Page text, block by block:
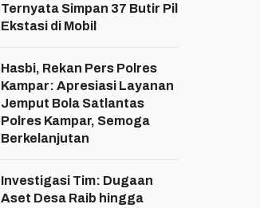
Ternyata Simpan 37 Butir Pil
Ekstasi di Mobil
Hasbi, Rekan Pers Polres
Kampar: Apresiasi Layanan
Jemput Bola Satlantas
Polres Kampar, Semoga
Berkelanjutan
Investigasi Tim: Dugaan
Aset Desa Raib hingga